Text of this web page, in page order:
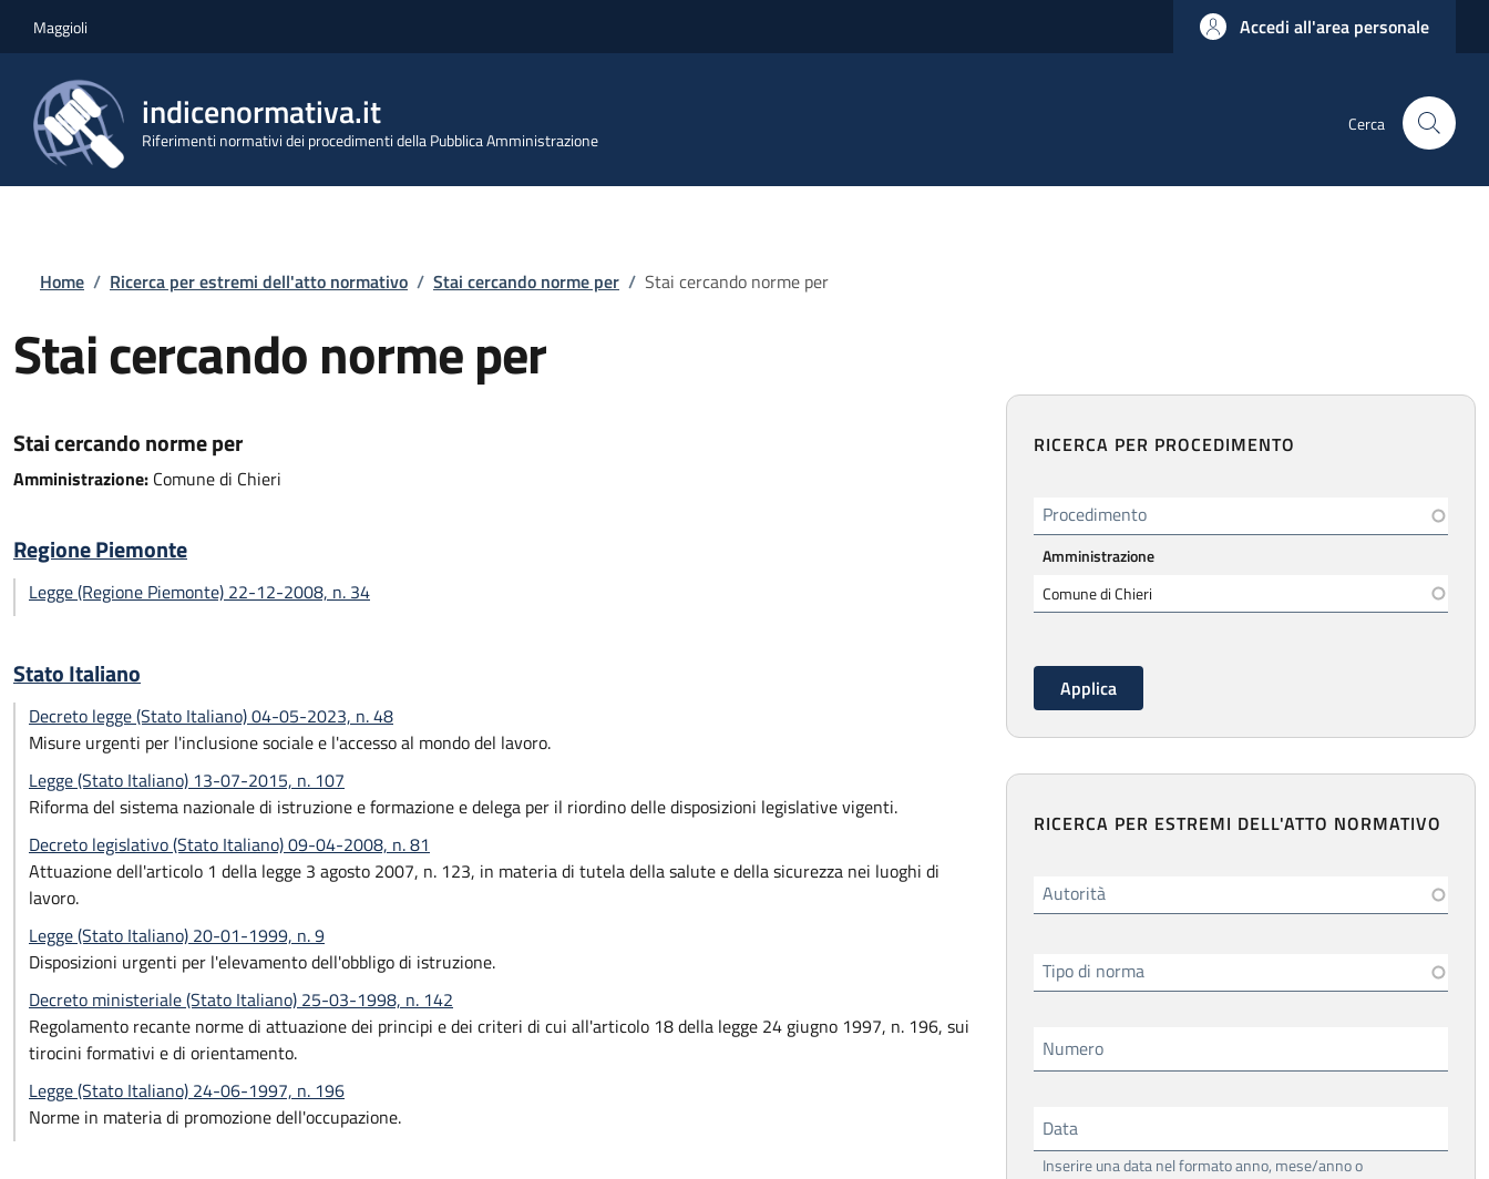
Maggioli Accedi all'area personale
indicenormativa.it
Riferimenti normativi dei procedimenti della Pubblica Amministrazione
Cerca
Briciole di pane
Home / Ricerca per estremi dell'atto normativo / Stai cercando norme per / Stai cercando norme per
Stai cercando norme per
Stai cercando norme per
Amministrazione: Comune di Chieri
Regione Piemonte
Legge (Regione Piemonte) 22-12-2008, n. 34
Stato Italiano
Decreto legge (Stato Italiano) 04-05-2023, n. 48
Misure urgenti per l'inclusione sociale e l'accesso al mondo del lavoro.
Legge (Stato Italiano) 13-07-2015, n. 107
Riforma del sistema nazionale di istruzione e formazione e delega per il riordino delle disposizioni legislative vigenti.
Decreto legislativo (Stato Italiano) 09-04-2008, n. 81
Attuazione dell'articolo 1 della legge 3 agosto 2007, n. 123, in materia di tutela della salute e della sicurezza nei luoghi di
lavoro.
Legge (Stato Italiano) 20-01-1999, n. 9
Disposizioni urgenti per l'elevamento dell'obbligo di istruzione.
Decreto ministeriale (Stato Italiano) 25-03-1998, n. 142
Regolamento recante norme di attuazione dei principi e dei criteri di cui all'articolo 18 della legge 24 giugno 1997, n. 196, sui
tirocini formativi e di orientamento.
Legge (Stato Italiano) 24-06-1997, n. 196
Norme in materia di promozione dell'occupazione.
RICERCA PER PROCEDIMENTO
Procedimento
Amministrazione
RICERCA PER ESTREMI DELL'ATTO NORMATIVO
Autorità
Tipo di norma
Numero
Data
Inserire una data nel formato anno, mese/anno o